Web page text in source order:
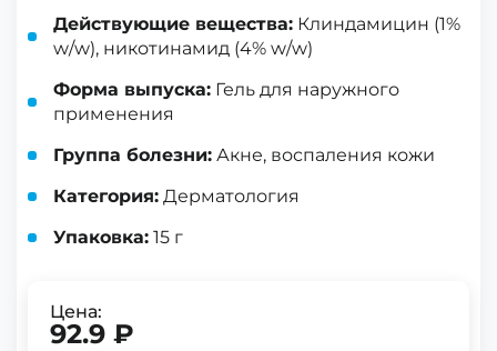
Действующие вещества: Клиндамицин (1%
w/w), никотинамид (4% w/w)
Форма выпуска: Гель для наружного
применения
Группа болезни: Акне, воспаления кожи
Категория: Дерматология
Упаковка: 15 г
Цена:
92.9 ₽